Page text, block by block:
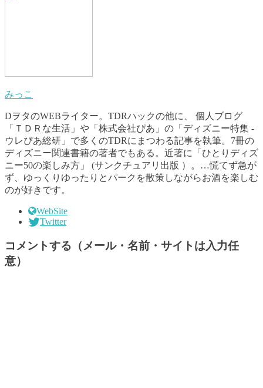
みっこ
DヲタのWEBライター。TDRハックの他に、 個人ブログ
「ＴＤＲな生活」や「株式会社ぴあ」の「ディズニー特集 -
ウレぴあ総研」で多くのTDRにまつわる記事を執筆。7冊の
ディズニー関連書籍の著者でもある。近著に「ひとりディズ
ニー50の楽しみ方」 (サンクチュアリ出版 ）。…慌てず急が
ず、ゆっくりゆったりとパークを散策しながらお酒を楽しむ
のが好きです。
WebSite
Twitter
コメントする（メール・名前・サイトは入力任
意）